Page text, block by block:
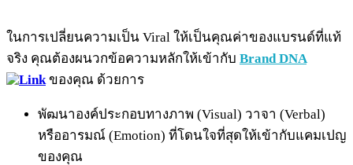
ในการเปลี่ยนความเป็น Viral ให้เป็นคุณค่าของแบรนด์ที่แท้
จริง คุณต้องผนวกข้อความหลักให้เข้ากับ Brand DNA
ของคุณ ด้วยการ
พัฒนาองค์ประกอบทางภาพ (Visual) วาจา (Verbal)
หรืออารมณ์ (Emotion) ที่โดนใจที่สุดให้เข้ากับแคมเปญ
ของคุณ